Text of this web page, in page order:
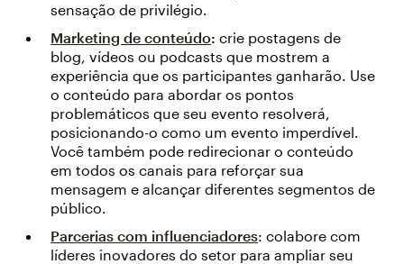
sensação de privilégio.
Marketing de conteúdo: crie postagens de
blog, vídeos ou podcasts que mostrem a
experiência que os participantes ganharão. Use
o conteúdo para abordar os pontos
problemáticos que seu evento resolverá,
posicionando-o como um evento imperdível.
Você também pode redirecionar o conteúdo
em todos os canais para reforçar sua
mensagem e alcançar diferentes segmentos de
público.
Parcerias com influenciadores: colabore com
líderes inovadores do setor para ampliar seu